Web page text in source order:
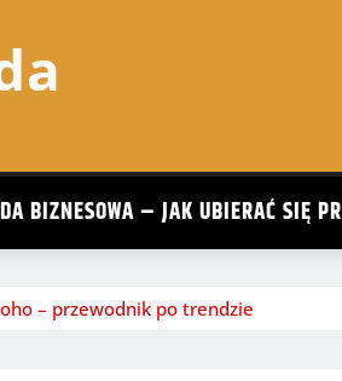
BIZNESOWA – JAK UBIERAĆ SIĘ
– przewodnik po trendzie